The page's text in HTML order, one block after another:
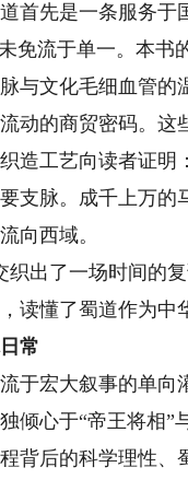
首先是一条服务于
流于单一。本书
与文化毛细血管的
动的商贸密码。
造工艺向读者证明
支脉。成千上万
向西域。
出了一场时间的复
读懂了蜀道作为中
常
宏大叙事的单向
倾心于“帝王将相
背后的科学理性、